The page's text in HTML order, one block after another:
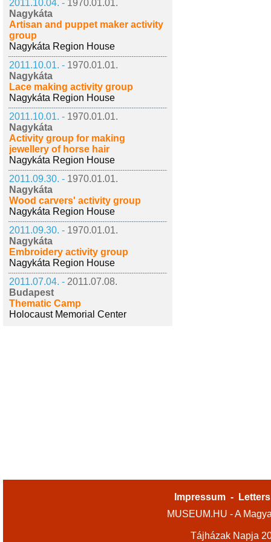
2011.10.04. - 1970.01.01.
Nagykáta
Artisan and puppet maker activity
group
Nagykáta Region House
2011.10.01. - 1970.01.01.
Nagykáta
Lace making activity group
Nagykáta Region House
2011.10.01. - 1970.01.01.
Nagykáta
Activity group for making
jewellery of horse hair
Nagykáta Region House
2011.09.30. - 1970.01.01.
Nagykáta
Wood carvers' activity group
Nagykáta Region House
2011.09.30. - 1970.01.01.
Nagykáta
Embroidery activity group
Nagykáta Region House
2011.07.04. - 2011.07.08.
Budapest
Thematic Camp
Holocaust Memorial Center
Impressum -
MUSEUM.HU - A
Tájházak Napja